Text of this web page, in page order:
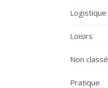
Logistique
Loisirs
Non classé
Pratique